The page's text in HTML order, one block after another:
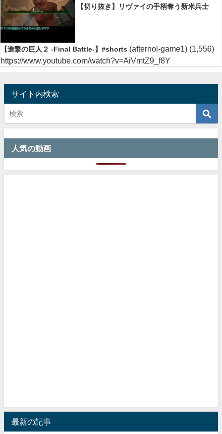
【切り抜き】リヴァイの手柄奪う新米兵士
【進撃の巨人２ -Final Battle-】#shorts (afternol-game1) (1,556)
https://www.youtube.com/watch?v=AiVmtZ9_f8Y
サイト内検索
人気の動画
最新の記事